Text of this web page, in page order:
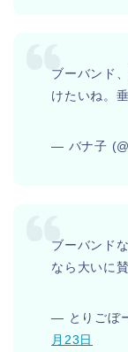
ブーバンド
けたいね。
— バナ子
ブーバンド
なら大いに賛
— とりごぼ
月23日